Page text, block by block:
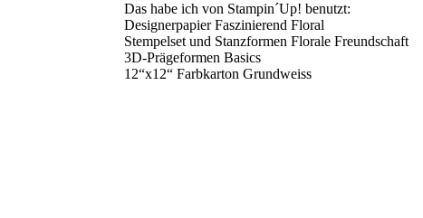
Das habe ich von Stampin´Up! benutzt:
Designerpapier Faszinierend Floral
Stempelset und Stanzformen Florale Freundschaft
3D-Prägeformen Basics
12“x12“ Farbkarton Grundweiss